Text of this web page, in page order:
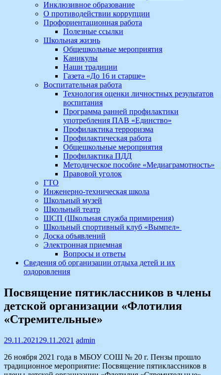
Инклюзивное образование
О противодействии коррупции
Профориентационная работа
Полезные ссылки
Школьная жизнь
Общешкольные мероприятия
Каникулы
Наши традиции
Газета «До 16 и старше»
Воспитательная работа
Технология оценки личностных результатов
воспитания
Программа ранней профилактики
употребления ПАВ «Единство»
Профилактика терроризма
Профилактическая работа
Общешкольные мероприятия
Профилактика ПДД
Методическое пособие «Медиаграмотность»
Правовой уголок
ГТО
Инженерно-техническая школа
Школьный музей
Школьный театр
ШСП (Школьная служба примирения)
Школьный спортивный клуб «Вымпел»
Доска объявлений
Электронная приемная
Вопросы и ответы
Сведения об организации отдыха детей и их
оздоровления
Посвящение пятиклассников в члены
детской организации «Флотилия
«Стремительные»
29.11.2021 29.11.2021 admin
26 ноября 2021 года в МБОУ СОШ № 20 г. Пензы прошло
традиционное мероприятие: Посвящение пятиклассников в